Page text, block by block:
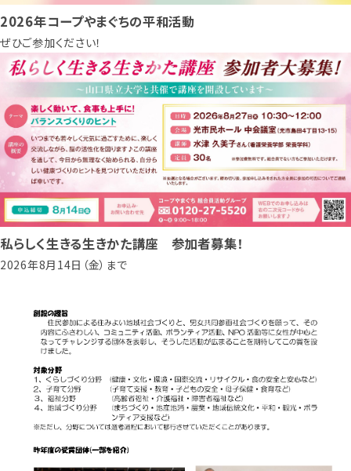
2026年コープやまぐちの平和活動
ぜひご参加ください！
私らしく生きる生きかた講座 参加者募集！
2026年8月14日（金）まで